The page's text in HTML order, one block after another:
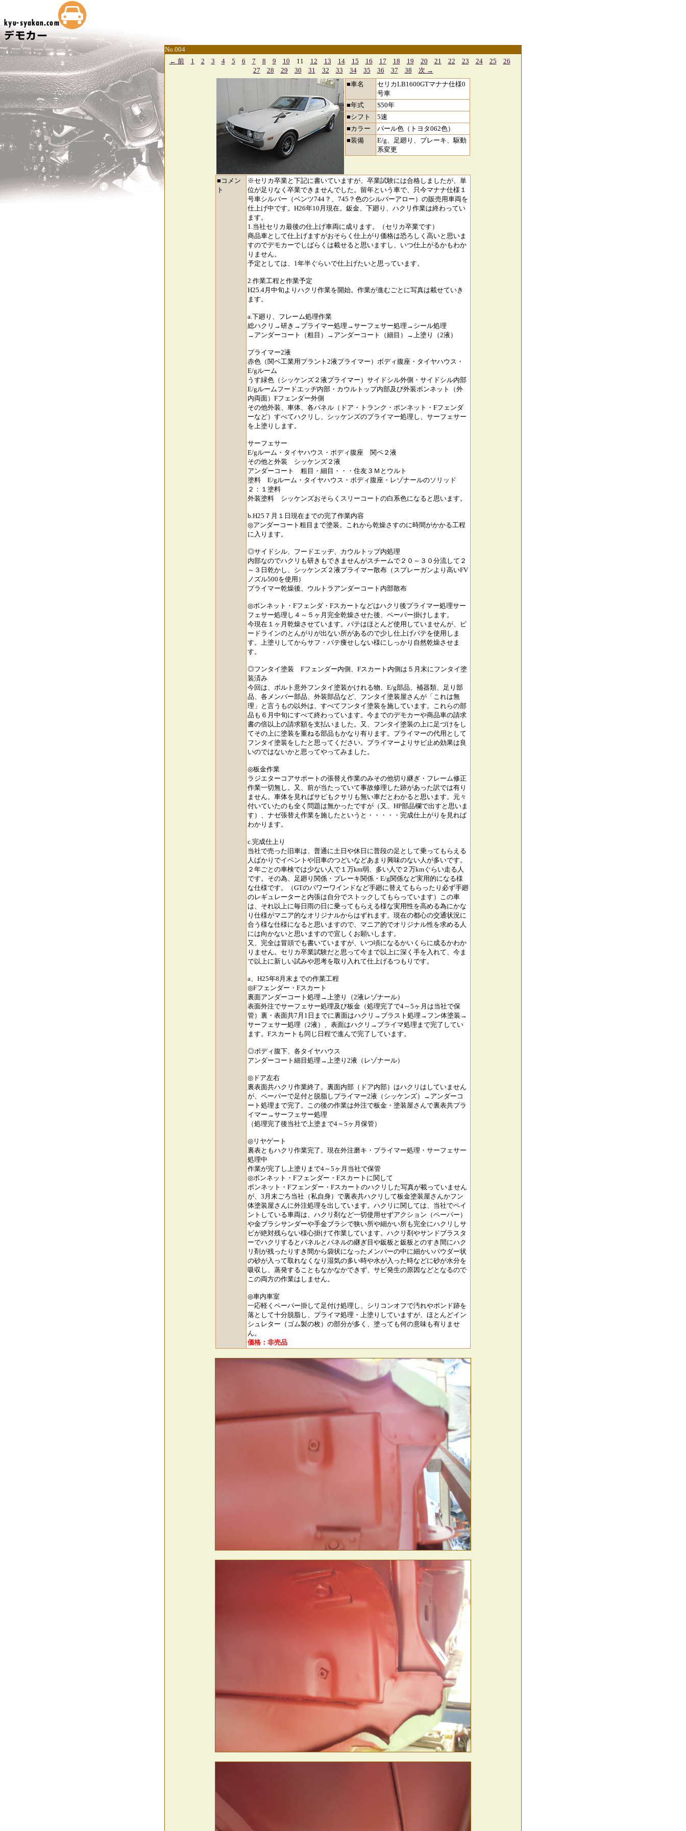
No.004
← 前
1 2 3 4 5 6 7 8 9 10 11 12 13 14 15 16 17 18 19 20 21 22 23 24 25
26
27
28 29 30 31 32 33 34 35 36 37 38
次 →
■車名
セリカLB1600GTマナナ仕様0
号車
■年式
S50年
■シフト
5速
■カラー
パール色（トヨタ062色）
■装備
E/g、足廻り、ブレーキ、駆動
系変更
■コメン
ト
※セリカ卒業と下記に書いていますが、卒業試験には合格しましたが、単
位が足りなく卒業できませんでした。留年という車で、只今マナナ仕様１
号車シルバー（ベンツ744？、745？色のシルバーアロー）の販売用車両を
仕上げ中です。H26年10月現在。鈑金、下廻り、ハクリ作業は終わってい
ます。
1.当社セリカ最後の仕上げ車両に成ります。（セリカ卒業です）
商品車として仕上げますがおそらく仕上がり価格は恐ろしく高いと思いま
すのでデモカーでしばらくは載せると思いますし、いつ仕上がるかもわか
りません。
予定としては、1年半ぐらいで仕上げたいと思っています。
2.作業工程と作業予定
H25.4月中旬よりハクリ作業を開始。作業が進むごとに写真は載せていき
ます。
a.下廻り、フレーム処理作業
総ハクリ→研き→プライマー処理→サーフェサー処理→シール処理
→アンダーコート（粗目）→アンダーコート（細目）→上塗り（2液）
プライマー2液
赤色（関ペ工業用プラント2液プライマー）ボディ腹座・タイヤハウス・
E/gルーム
うす緑色（シッケンズ２液プライマー）サイドシル外側・サイドシル内部
E/gルームフードエッヂ内部・カウルトップ内部及び外装ボンネット（外
内両面）Fフェンダー外側
その他外装、車体、各パネル（ドア・トランク・ボンネット・Fフェンダ
ーなど）すべてハクリし、シッケンズのプライマー処理し、サーフェサー
を上塗りします。
サーフェサー
E/gルーム・タイヤハウス・ボディ腹座 関ペ２液
その他と外装 シッケンズ２液
アンダーコート 粗目・細目・・・住友３Ｍとウルト
塗料 E/gルーム・タイヤハウス・ボディ腹座・レゾナールのソリッド
２：１塗料
外装塗料 シッケンズおそらくスリーコートの白系色になると思います。
b.H25７月１日現在までの完了作業内容
◎アンダーコート粗目まで塗装。これから乾燥さすのに時間がかかる工程
に入ります。
◎サイドシル、フードエッヂ、カウルトップ内処理
内部なのでハクリも研きもできませんがスチームで２０～３０分流して２
～３日乾かし、シッケンズ２液プライマー散布（スプレーガンより高いFV
ノズル500を使用）
プライマー乾燥後、ウルトラアンダーコート内部散布
◎ボンネット・Fフェンダ・Fスカートなどはハクリ後プライマー処理サー
フェサー処理し４～５ヶ月完全乾燥させた後、ペーパー掛けします。
今現在１ヶ月乾燥させています。パテはほとんど使用していませんが、ビ
ードラインのとんがりが出ない所があるので少し仕上げパテを使用しま
す。上塗りしてからサフ・パテ痩せしない様にしっかり自然乾燥させま
す。
◎フンタイ塗装 Fフェンダー内側、Fスカート内側は５月末にフンタイ塗
装済み
今回は、ボルト意外フンタイ塗装かけれる物、E/g部品、補器類、足り部
品、各メンバー部品、外装部品など、フンタイ塗装屋さんが「これは無
理」と言うもの以外は、すべてフンタイ塗装を施しています。これらの部
品も６月中旬にすべて終わっています。今までのデモカーや商品車の請求
書の倍以上の請求額を支払いました。又、フンタイ塗装の上に足づけをし
てその上に塗装を重ねる部品もかなり有ります。プライマーの代用として
フンタイ塗装をしたと思ってください。プライマーよりサビ止め効果は良
いのではないかと思ってやってみました。
◎板金作業
ラジエターコアサポートの張替え作業のみその他切り継ぎ・フレーム修正
作業一切無し。又、前が当たっていて事故修理した跡があった訳では有り
ません。車体を見ればサビもクサリも無い車だとわかると思います。元々
付いていたのも全く問題は無かったですが（又、HP部品欄で出すと思いま
す）、ナゼ張替え作業を施したというと・・・・・完成仕上がりを見れば
わかります。
c.完成仕上り
当社で売った旧車は、普通に土日や休日に普段の足として乗ってもらえる
人ばかりでイベントや旧車のつどいなどあまり興味のない人が多いです。
２年ごとの車検では少ない人で１万km弱、多い人で２万kmぐらい走る人
です。その為、足廻り関係・ブレーキ関係・E/g関係など実用的になる様
な仕様です。（GTのパワーワインドなど手廻に替えてもらったり必ず手廻
のレギュレーターと内張は自分でストックしてもらっています）この車
は、それ以上に毎日雨の日に乗ってもらえる様な実用性を高める為にかな
り仕様がマニア的なオリジナルからはずれます。現在の都心の交通状況に
合う様な仕様になると思いますので、マニア的でオリジナル性を求める人
には向かないと思いますので宜しくお願いします。
又、完全は冒頭でも書いていますが、いつ頃になるかいくらに成るかわか
りません。セリカ卒業試験だと思って今まで以上に深く手を入れて、今ま
で以上に新しい試みや思考を取り入れて仕上げるつもりです。
a、H25年8月末までの作業工程
◎Fフェンダー・Fスカート
裏面アンダーコート処理→上塗り（2液レゾナール）
表面外注でサーフェサー処理及び板金（処理完了で4～5ヶ月は当社で保
管）裏・表面共7月1日までに裏面はハクリ→ブラスト処理→フン体塗装→
サーフェサー処理（2液）、表面はハクリ→プライマ処理まで完了してい
ます。Fスカートも同じ日程で進んで完了しています。
◎ボディ腹下、各タイヤハウス
アンダーコート細目処理→上塗り2液（レゾナール）
◎ドア左右
裏表面共ハクリ作業終了。裏面内部（ドア内部）はハクリはしていません
が、ペーパーで足付と脱脂しプライマー2液（シッケンズ）→アンダーコ
ート処理まで完了。この後の作業は外注で板金・塗装屋さんで裏表共プラ
イマー→サーフェサー処理
（処理完了後当社で上塗まで4～5ヶ月保管）
◎リヤゲート
裏表ともハクリ作業完了。現在外注磨キ・プライマー処理・サーフェサー
処理中
作業が完了し上塗りまで4～5ヶ月当社で保管
◎ボンネット・Fフェンダー・Fスカートに関して
ボンネット・Fフェンダー・Fスカートのハクリした写真が載っていません
が、3月末ごろ当社（私自身）で裏表共ハクリして板金塗装屋さんかフン
体塗装屋さんに外注処理を出しています。ハクリに関しては、当社でペイ
ントしている車両は、ハクリ剤など一切使用せずアクション（ペーパー）
や金ブラシサンダーや手金ブラシで狭い所や細かい所も完全にハクリしサ
ビが絶対残らない様心掛けて作業しています。ハクリ剤やサンドブラスタ
ーでハクリするとパネルとパネルの継ぎ目や鈑板と鈑板とのすき間にハク
リ剤が残ったりすき間から袋状になったメンバーの中に細かいパウダー状
の砂が入って取れなくなり湿気の多い時や水が入った時などに砂が水分を
吸収し、蒸発することもなかなかできず、サビ発生の原因などとなるので
この両方の作業はしません。
◎車内車室
一応軽くペーパー掛して足付け処理し、シリコンオフで汚れやボンド跡を
落として十分脱脂し、プライマ処理・上塗りしていますが、ほとんどイン
シュレター（ゴム製の枚）の部分が多く、塗っても何の意味も有りませ
ん。
価格：非売品